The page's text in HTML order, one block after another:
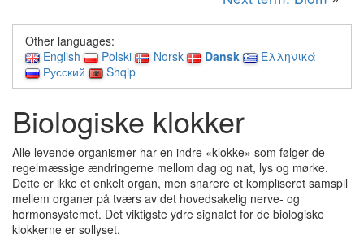
Other languages:
English
Polski Norsk Dansk
Ελληνικά
Русский
Shqip
Biologiske klokker
Alle levende organismer har en indre «klokke» som følger de
regelmæssige ændringerne mellom dag og nat, lys og mørke.
Dette er ikke et enkelt organ, men snarere et kompliseret samspil
mellem organer på tværs av det hovedsakelig nerve- og
hormonsystemet. Det viktigste ydre signalet for de biologiske
klokkerne er sollyset.